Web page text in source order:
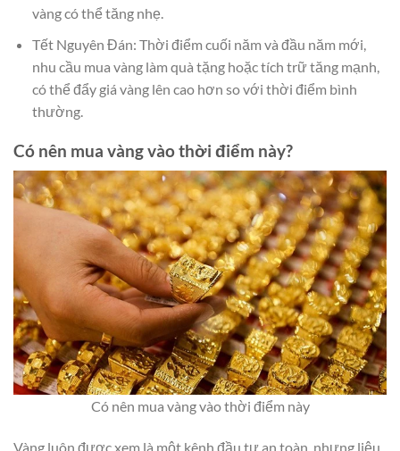
vàng có thể tăng nhẹ.
Tết Nguyên Đán: Thời điểm cuối năm và đầu năm mới,
nhu cầu mua vàng làm quà tặng hoặc tích trữ tăng mạnh,
có thể đẩy giá vàng lên cao hơn so với thời điểm bình
thường.
Có nên mua vàng vào thời điểm này?
Có nên mua vàng vào thời điểm này
Vàng luôn được xem là một kênh đầu tư an toàn, nhưng liệu